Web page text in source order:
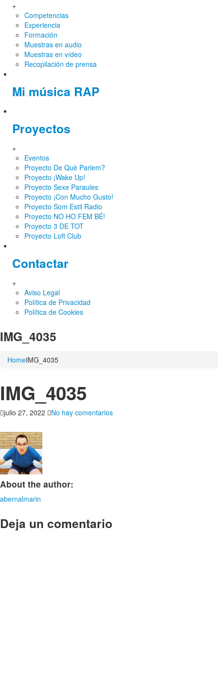
+
Competencias
Experiencia
Formación
Muestras en audio
Muestras en vídeo
Recopilación de prensa
Mi música RAP
Proyectos
+
Eventos
Proyecto De Què Parlem?
Proyecto ¡Wake Up!
Proyecto Sexe Paraules
Proyecto ¡Con Mucho Gusto!
Proyecto Som Estil Radio
Proyecto NO HO FEM BÉ!
Proyecto 3 DE TOT
Proyecto Loft Club
Contactar
+
Aviso Legal
Política de Privacidad
Política de Cookies
IMG_4035
HomeIMG_4035
IMG_4035
julio 27, 2022 No hay comentariosen
About the author:
abernalmarin
Deja un comentario